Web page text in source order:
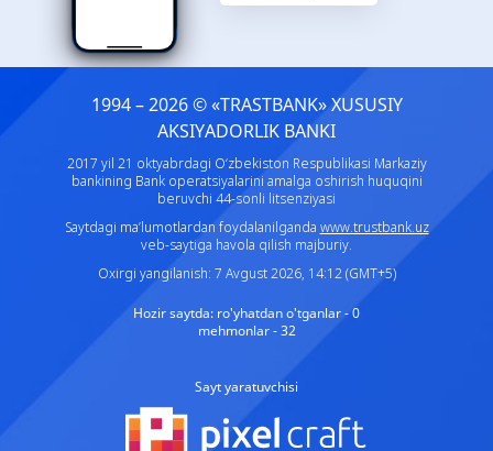
1994 – 2026 © «TRASTBANK» ХUSUSIY
AKSIYADORLIK BANKI
2017 yil 21 oktyabrdagi O‘zbekiston Respublikasi Markaziy
bankining Bank operatsiyalarini amalga oshirish huquqini
beruvchi 44-sonli litsenziyasi
Saytdagi ma’lumotlardan foydalanilganda www.trustbank.uz
veb-saytiga havola qilish majburiy.
Oxirgi yangilanish: 7 Avgust 2026, 14:12 (GMT+5)
Hozir saytda: ro'yhatdan o'tganlar - 0
mehmonlar - 32
Sayt yaratuvchisi